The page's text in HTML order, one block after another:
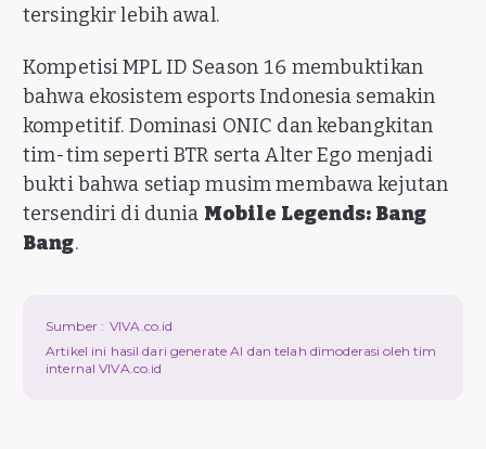
tersingkir lebih awal.
Kompetisi MPL ID Season 16 membuktikan
bahwa ekosistem esports Indonesia semakin
kompetitif. Dominasi ONIC dan kebangkitan
tim-tim seperti BTR serta Alter Ego menjadi
bukti bahwa setiap musim membawa kejutan
tersendiri di dunia Mobile Legends: Bang
Bang.
Sumber : VIVA.co.id
Artikel ini hasil dari generate AI dan telah dimoderasi oleh tim
internal VIVA.co.id